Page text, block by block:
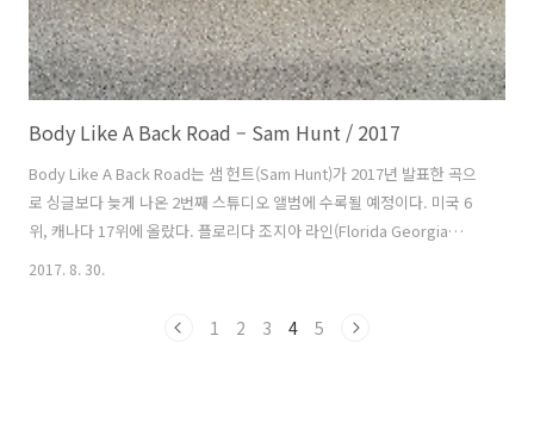
Body Like A Back Road – Sam Hunt / 2017
Body Like A Back Road는 샘 헌트(Sam Hunt)가 2017년 발표한 곡으
로 싱글보다 늦게 나온 2번째 스튜디오 앨범에 수록될 예정이다. 미국 6
위, 캐나다 17위에 올랐다. 플로리다 조지아 라인(Florida Georgia
Line)의 Cruise가 가진 24주의 기록을 깨고 34주간 미국 컨트리 차트 최
Rexha)의 Meant To Be에게 그 기록을 내주었다. 곡은 샘과 자크 크로
2017. 8. 30.
1 2 3 4 5